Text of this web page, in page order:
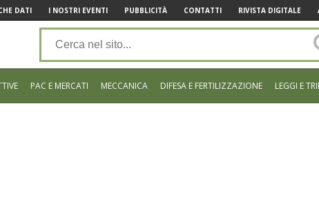
DATI I NOSTRI EVENTI PUBBLICITÀ CONTATTI RIVISTA DIGITALE
PAC E MERCATI MECCANICA DIFESA E FERTILIZZAZIONE LEGGI E